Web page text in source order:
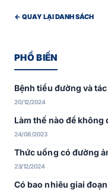
← QUAY LẠI DANH SÁCH
PHỔ BIẾN
Bệnh tiểu đường và
20/12/2024
Làm thế nào để
24/08/2023
Thức uống có đường
23/12/2024
Có bao nhiêu giai